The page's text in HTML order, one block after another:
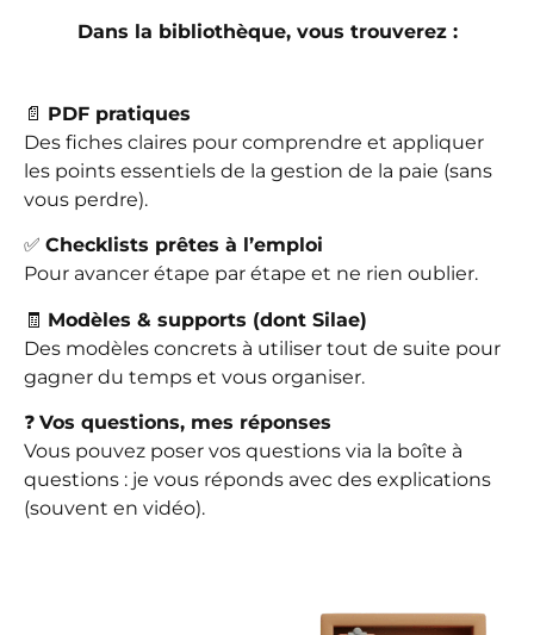
Dans la bibliothèque, vous trouverez :
📄 PDF pratiques
Des fiches claires pour comprendre et appliquer
les points essentiels de la gestion de la paie (sans
vous perdre).
✅ Checklists prêtes à l’emploi
Pour avancer étape par étape et ne rien oublier.
🧾 Modèles & supports (dont Silae)
Des modèles concrets à utiliser tout de suite pour
gagner du temps et vous organiser.
❓ Vos questions, mes réponses
Vous pouvez poser vos questions via la boîte à
questions : je vous réponds avec des explications
(souvent en vidéo).